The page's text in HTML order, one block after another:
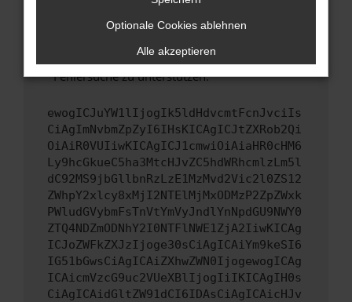
Wenn du alle oben genannten Schritte versucht
hast, kontaktiere uns bitte. Wir werden
uns diesen Text schicken, um uns bei der
Fehlersuche zu unterstützen:
ewogICJuYW1lIjogIk5ldHdvcmtFcnJvciIs
CiAgImNvbmZpZyI6IHsKICAgICJtZXRob2Qi
OiAiR0VUIiwKICAgICJ1cmwiOiAiaHR0cHM6
Ly9hcGkueC5ha3MtcHJvZC5hdWRhcmlzLm5l
dC92MS9jbGllbnRzLzE1MzMvd2Vic2l0ZS12
ZWhpY2xlcy8xMjI2NTElMjMxODMzP2ZpZWxk
PWludGVybmFsTnVtYmVyJndlYnNpdGU9NWY0
ZTQ4NDZmODNhY2I0NTFlNWE1ZjA2IiwKICAg
ICJoZWFkZXJzIjoge30sCiAgICAiYm9keSI6
IG51bGwsCiAgICAiZXhwZWN0IjogewogICAg
ICAicmVzcG9uc2VUeXBlIjogIiIKICAgIH0s
CiAgICAidGltZW91dCI6IDAsCiAgICAicHJv
Optionale Cookies ablehnen
Alle akzeptieren